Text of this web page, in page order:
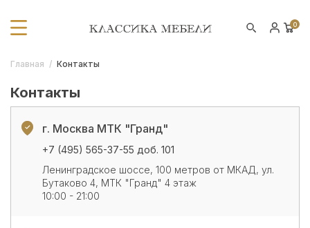
0
Главная / Контакты
Контакты
г. Москва МТК "Гранд"
+7 (495) 565-37-55 доб. 101
Ленинградское шоссе, 100 метров от МКАД, ул.
Бутаково 4, МТК "Гранд" 4 этаж
10:00 - 21:00